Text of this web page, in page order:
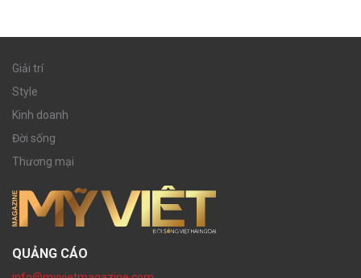
Giải trí
Style
Kinh doanh
Đời sống
Thương mại
QUẢNG CÁO